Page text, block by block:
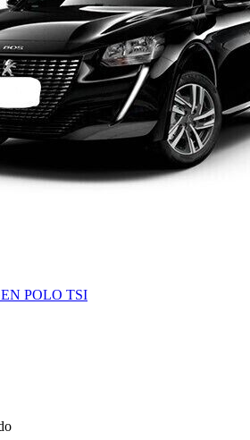
POLO TSI